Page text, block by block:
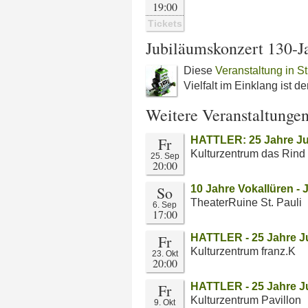
19:00
Tickets
Jubiläumskonzert
Diese Veranstaltung in
Vielfalt im Einklang ist
Weitere
Fr
25. Sep
20:00
HATTLER: 25 Jahre
Kulturzentrum das Rind
So
6. Sep
17:00
10 Jahre Vokallüren -
TheaterRuine St. Pauli
Fr
23. Okt
20:00
HATTLER - 25 Jahre
Kulturzentrum franz.K
Fr
9. Okt
HATTLER - 25 Jahre
Kulturzentrum Pavillon